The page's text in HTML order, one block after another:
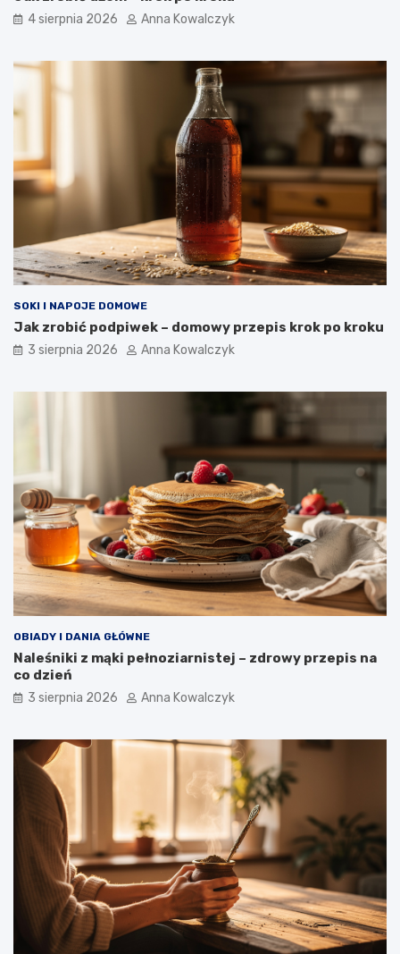
4 sierpnia 2026 Anna Kowalczyk
SOKI I NAPOJE DOMOWE
Jak zrobić podpiwek – domowy przepis krok po kroku
3 sierpnia 2026 Anna Kowalczyk
OBIADY I DANIA GŁÓWNE
Naleśniki z mąki pełnoziarnistej – zdrowy przepis na
co dzień
3 sierpnia 2026 Anna Kowalczyk